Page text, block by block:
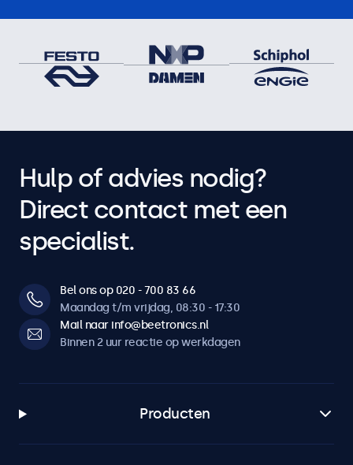
Hulp of advies nodig?
Direct contact met een
specialist.
Bel ons op 020 - 700 83 66
Maandag t/m vrijdag, 08:30 - 17:30
Mail naar info@beetronics.nl
Binnen 2 uur reactie op werkdagen
Producten